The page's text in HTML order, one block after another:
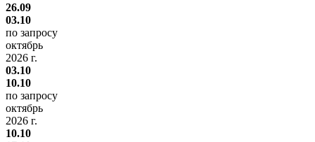
26.09
03.10
по запросу
октябрь
2026 г.
03.10
10.10
по запросу
октябрь
2026 г.
10.10